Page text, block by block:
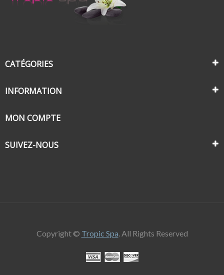
CATÉGORIES
INFORMATION
MON COMPTE
SUIVEZ-NOUS
Copyright © Tropic Spa. All Rights Reserved